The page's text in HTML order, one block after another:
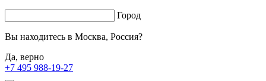
Город
Вы находитесь в Москва, Россия?
Да, верно
+7 495 988-19-27